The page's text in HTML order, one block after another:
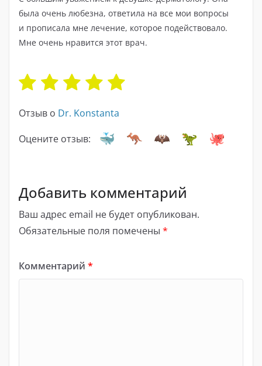
была очень любезна, ответила на все мои вопросы
и прописала мне лечение, которое подействовало.
Мне очень нравится этот врач.
Отзыв о Dr. Konstanta
Оцените отзыв:
Добавить комментарий
Ваш адрес email не будет опубликован.
Обязательные поля помечены *
Комментарий *